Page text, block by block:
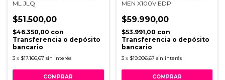
ML JLQ
$51.500,00
$46.350,00 con
Transferencia o depósito
bancario
3 x $17.166,67 sin interés
MEN X100V EDP
$59.990,00
$53.991,00 con
Transferencia o depósito
bancario
3 x $19.996,67 sin interés